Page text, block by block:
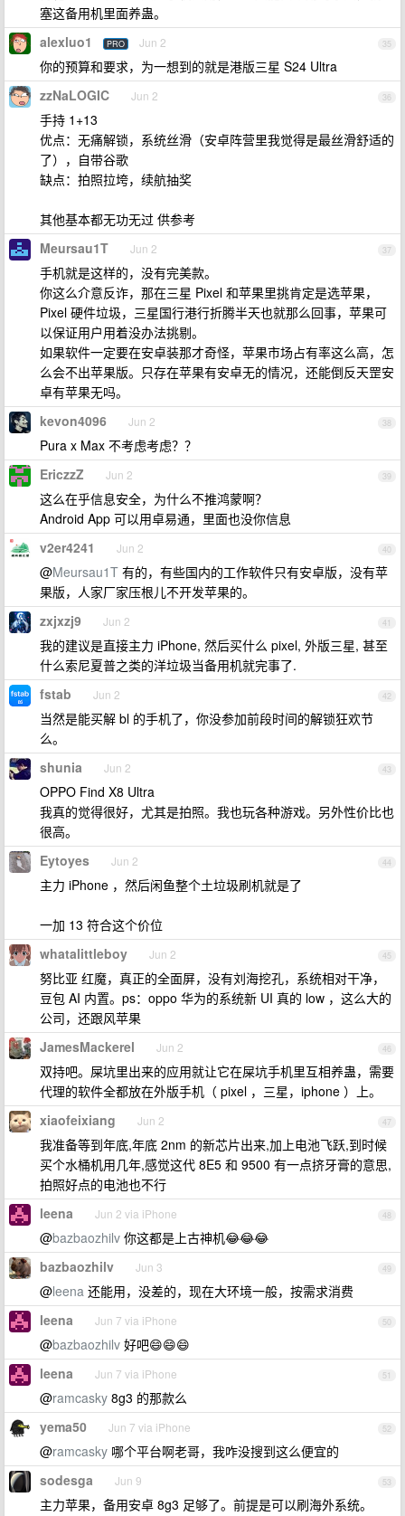
塞这备用机里面养蛊。
35
alexluo1 PRO Jun 2
你的预算和要求，为一想到的就是港版三星 S24 Ultra
36
zzNaLOGIC Jun 2
手持 1+13
优点：无痛解锁，系统丝滑（安卓阵营里我觉得是最丝滑舒适的
了），自带谷歌
缺点：拍照拉垮，续航抽奖
其他基本都无功无过 供参考
37
Meursau1T Jun 2
手机就是这样的，没有完美款。
你这么介意反诈，那在三星 Pixel 和苹果里挑肯定是选苹果，
Pixel 硬件垃圾，三星国行港行折腾半天也就那么回事，苹果可
以保证用户用着没办法挑剔。
如果软件一定要在安卓装那才奇怪，苹果市场占有率这么高，怎
么会不出苹果版。只存在苹果有安卓无的情况，还能倒反天罡安
卓有苹果无吗。
38
kevon4096 Jun 2
Pura x Max 不考虑考虑？？
39
EriczzZ Jun 2
这么在乎信息安全，为什么不推鸿蒙啊？
Android App 可以用卓易通，里面也没你信息
40
v2er4241 Jun 2
@Meursau1T 有的，有些国内的工作软件只有安卓版，没有苹
果版，人家厂家压根儿不开发苹果的。
41
zxjxzj9 Jun 2
我的建议是直接主力 iPhone, 然后买什么 pixel, 外版三星, 甚至
什么索尼夏普之类的洋垃圾当备用机就完事了.
42
fstab Jun 2
当然是能买解 bl 的手机了，你没参加前段时间的解锁狂欢节
么。
43
shunia Jun 2
OPPO Find X8 Ultra
我真的觉得很好，尤其是拍照。我也玩各种游戏。另外性价比也
很高。
44
Eytoyes Jun 2
主力 iPhone ，然后闲鱼整个土垃圾刷机就是了
一加 13 符合这个价位
45
whatalittleboy Jun 2
努比亚 红魔，真正的全面屏，没有刘海挖孔，系统相对干净，
豆包 AI 内置。ps：oppo 华为的系统新 UI 真的 low ，这么大的
公司，还跟风苹果
46
JamesMackerel Jun 2
双持吧。屎坑里出来的应用就让它在屎坑手机里互相养蛊，需要
代理的软件全都放在外版手机（ pixel ，三星，iphone ）上。
47
xiaofeixiang Jun 2
我准备等到年底,年底 2nm 的新芯片出来,加上电池飞跃,到时候
买个水桶机用几年,感觉这代 8E5 和 9500 有一点挤牙膏的意思,
拍照好点的电池也不行
48
leena Jun 2 via iPhone
@bazbaozhilv 你这都是上古神机😂😂😂
49
bazbaozhilv Jun 3
@leena 还能用，没差的，现在大环境一般，按需求消费
50
leena Jun 7 via iPhone
@bazbaozhilv 好吧😄😄😄
51
leena Jun 7 via iPhone
@ramcasky 8g3 的那款么
52
yema50 Jun 7 via iPhone
@ramcasky 哪个平台啊老哥，我咋没搜到这么便宜的
53
sodesga Jun 9
主力苹果，备用安卓 8g3 足够了。前提是可以刷海外系统。